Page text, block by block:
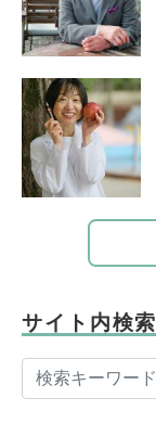
サイト内検索